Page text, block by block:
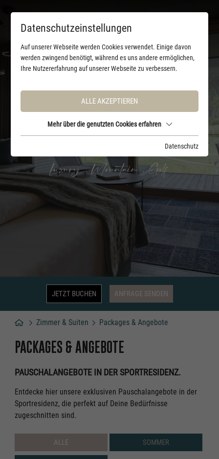
JETZT BUCHEN ANFRAGE SENDEN
Zimmer & Suiten Packages & Angebote
PACKAGES & ANGEBOTE
PAUSCHALANGEBOTE IN DER SPORTRESIDENZ.
Entdecke hier unsere exklusiven Pauschalangebote in der
Sportresidenz, die perfekt auf Deine Bedürfnisse
zugeschnitten sind.
ALLE SOMMER
Datenschutzeinstellungen
Auf unserer Webseite werden Cookies verwendet. Einige davon
werden zwingend benötigt, während es uns andere ermöglichen,
Ihre Nutzererfahrung auf unserer Webseite zu verbessern.
ALLE AKZEPTIEREN
Mehr über die genutzten Cookies erfahren
Datenschutz